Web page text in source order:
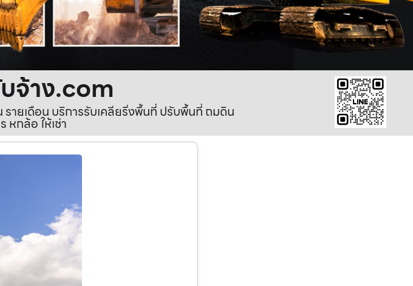
จ้าง.com
รายเดือน บริการรับเคลียริ่งพื้นที่ ปรับพื้นที่ ถมดิน
หกล้อ ให้เช่า